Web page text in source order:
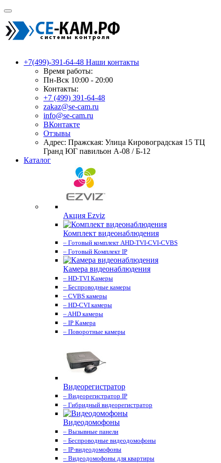
+7(499)-391-64-48 Наши контакты
Время работы:
Пн-Вск 10:00 - 20:00
Контакты:
+7 (499) 391-64-48
zakaz@se-cam.ru
info@se-cam.ru
ВКонтакте
Отзывы
Адрес: Пражская: Улица Кировоградская 15 ТЦ
Гранд ЮГ павильон А-08 / Б-12
Каталог
Акция Ezviz
Комплект видеонаблюдения
– Готовый комплект AHD-TVI-CVI-CVBS
– Готовый Комплект IP
Камера видеонаблюдения
– HD-TVI Камеры
– Беспроводные камеры
– CVBS камеры
– HD-CVI камеры
– AHD камеры
– IP Камера
– Поворотные камеры
Видеорегистратор
– Видеорегистратор IP
– Гибридный видеорегистратор
Видеодомофоны
– Вызывные панели
– Беспроводные видеодомофоны
– IP-видеодомофоны
– Видеодомофоны для квартиры